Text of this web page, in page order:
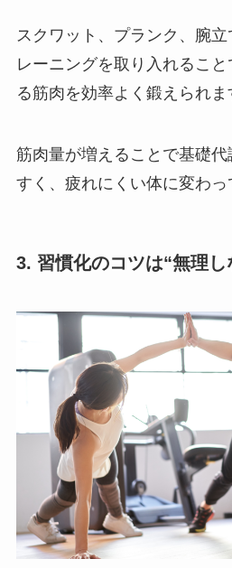
スクワット、プランク、腕
レーニングを取り入れるこ
る筋肉を効率よく鍛えられま
筋肉量が増えることで基礎
すく、疲れにくい体に変わっ
3. 習慣化のコツは“無理し